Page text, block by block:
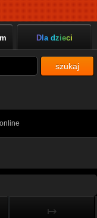
Dla dzieci
szukaj
↦